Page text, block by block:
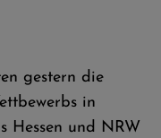
gestern die
in
Hessen und NRW